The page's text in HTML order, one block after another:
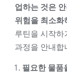
업하는 것은
위험을 최소
루틴을 시작
과정을 안내합
필요한 물품